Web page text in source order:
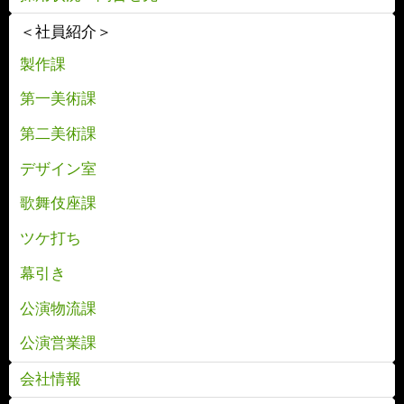
＜社員紹介＞
製作課
第一美術課
第二美術課
デザイン室
歌舞伎座課
ツケ打ち
幕引き
公演物流課
公演営業課
会社情報